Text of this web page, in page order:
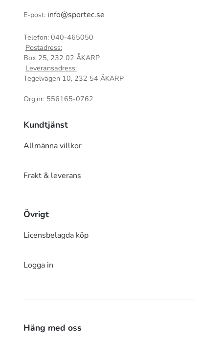
E-post: info@sportec.se
Telefon: 040-465050
Postadress:
Box 25, 232 02 ÅKARP
Leveransadress:
Tegelvägen 10, 232 54 ÅKARP
Org.nr: 556165-0762
Kundtjänst
Allmänna villkor
Frakt & leverans
Övrigt
Licensbelagda köp
Logga in
Häng med oss